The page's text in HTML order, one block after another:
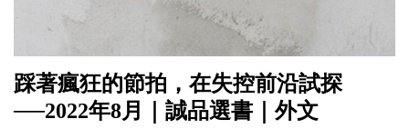
踩著瘋狂的節拍，在失控前沿試探
──2022年8月｜誠品選書｜外文